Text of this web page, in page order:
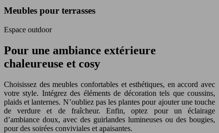
Meubles pour terrasses
Espace outdoor
Pour une ambiance extérieure
chaleureuse et cosy
Choisissez des meubles confortables et esthétiques, en accord avec
votre style. Intégrez des éléments de décoration tels que coussins,
plaids et lanternes. N’oubliez pas les plantes pour ajouter une touche
de verdure et de fraîcheur. Enfin, optez pour un éclairage
d’ambiance doux, avec des guirlandes lumineuses ou des bougies,
pour des soirées conviviales et apaisantes.